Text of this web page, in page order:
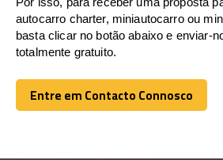
autocarro charter, miniautocarro ou
basta clicar no botão abaixo e enviar-
totalmente gratuito.
Entre em Contacto Connosco
Entre em Contacto Connosco